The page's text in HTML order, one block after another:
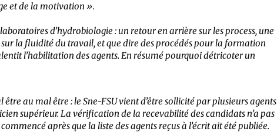
et de la motivation ».
d’hydrobiologie : un retour en arrière sur les process, une
la fluidité du travail, et que dire des procédés pour la formation
l’habilitation des agents. En résumé pourquoi détricoter un
au mal être : le Sne-FSU vient d’être sollicité par plusieurs agents
supérieur. La vérification de la recevabilité des candidats n’a pas
après que la liste des agents reçus à l’écrit ait été publiée.